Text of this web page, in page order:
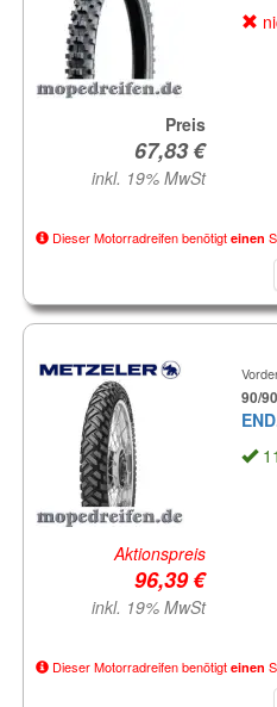
Preis
inkl. 19% MwSt
Dieser Motorradreifen benötigt einen
90/
Aktionspreis
inkl. 19% MwSt
Dieser Motorradreifen benötigt einen